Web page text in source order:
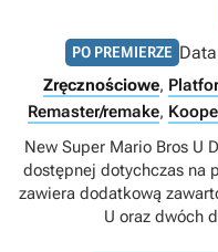
PO PREMIERZE
Zręcznościowe,
Remaster/remake,
Tytuły ekskluzywne
New Super Mario Bros U
dostępnej dotychczas na
zawiera dodatkową
U oraz dwóch